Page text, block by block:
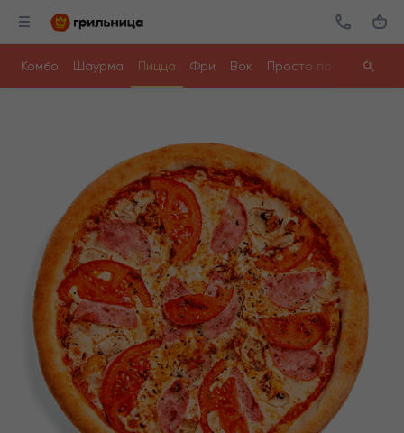
Комбо Шаурма Пицца Фри Вок Просто поесть